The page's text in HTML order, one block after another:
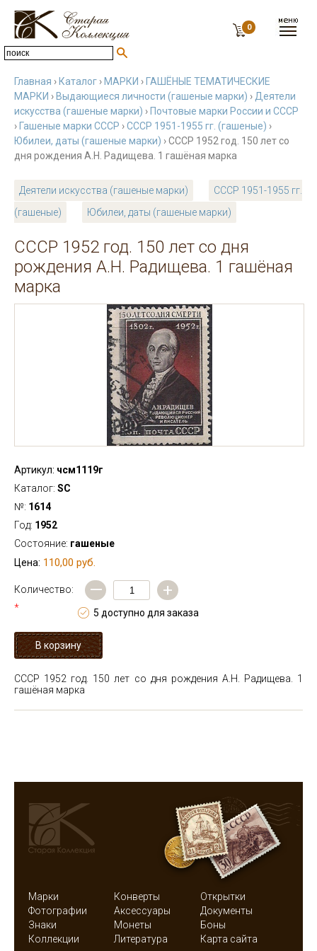
0
Главная › Каталог › МАРКИ › ГАШЁНЫЕ ТЕМАТИЧЕСКИЕ
МАРКИ › Выдающиеся личности (гашеные марки) › Деятели
искусства (гашеные марки) › Почтовые марки России и СССР
› Гашеные марки СССР ›СССР 1951-1955 гг. (гашеные) ›
Юбилеи, даты (гашеные марки) › СССР 1952 год. 150 лет со
дня рождения А.Н. Радищева. 1 гашёная марка
Деятели искусства (гашеные марки)
СССР 1951-1955 гг.
(гашеные)
Юбилеи, даты (гашеные марки)
СССР 1952 год. 150 лет со дня
рождения А.Н. Радищева. 1 гашёная
марка
Артикул: чсм1119г
Каталог: SC
№: 1614
Год: 1952
Состояние: гашеные
Цена: 110,00 руб.
Количество:
*
— +
5 доступно для заказа
СССР 1952 год. 150 лет со дня рождения А.Н. Радищева. 1
гашёная марка
Марки Конверты
Открытки
Фотографии
Аксессуары
Документы
Знаки
Монеты
Боны
Коллекции
Литература Карта сайта